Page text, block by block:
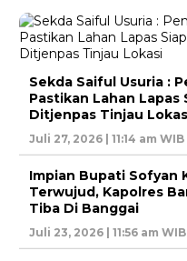
Sekda Saiful Usuria :
Pastikan Lahan Lapas
Ditjenpas Tinjau
Juli 27, 2026 | 11:14 am WIB
Impian Bupati Sofyan
Terwujud, Kapolres
Tiba Di Banggai
Juli 23, 2026 | 11:56 am WIB